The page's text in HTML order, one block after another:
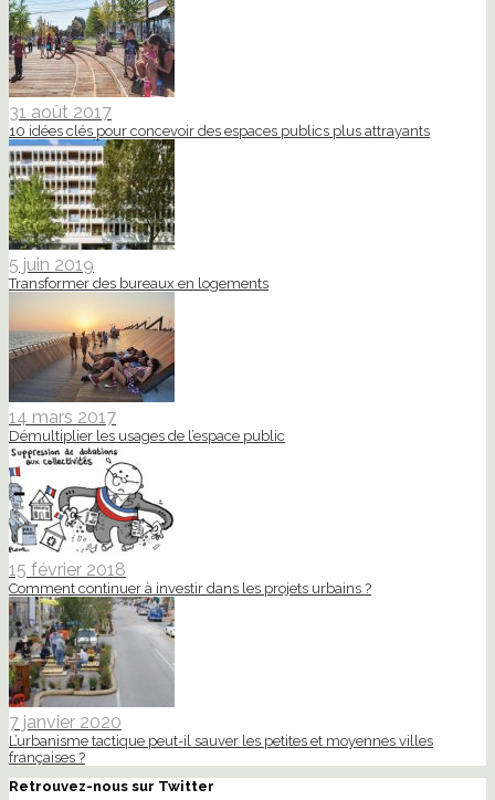
31 août 2017
10 idées clés pour concevoir des espaces publics plus attrayants
5 juin 2019
Transformer des bureaux en logements
14 mars 2017
Démultiplier les usages de l’espace public
15 février 2018
Comment continuer à investir dans les projets urbains ?
7 janvier 2020
L’urbanisme tactique peut-il sauver les petites et moyennes villes
françaises ?
Retrouvez-nous sur Twitter